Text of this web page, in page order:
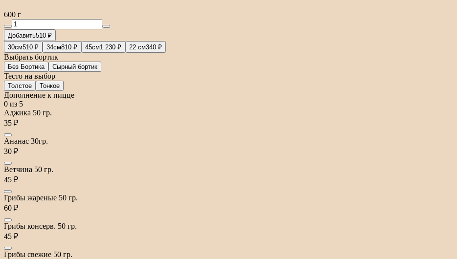
600 г
Добавить510 ₽
30см510 ₽ 34см810 ₽ 45см1 230 ₽ 22 см340 ₽
Выбрать бортик
Без Бортика Сырный бортик
Тесто на выбор
Толстое Тонкое
Дополнение к пицце
0 из 5
Аджика 50 гр.
35 ₽
Ананас 30гр.
30 ₽
Ветчина 50 гр.
45 ₽
Грибы жареные 50 гр.
60 ₽
Грибы консерв. 50 гр.
45 ₽
Грибы свежие 50 гр.